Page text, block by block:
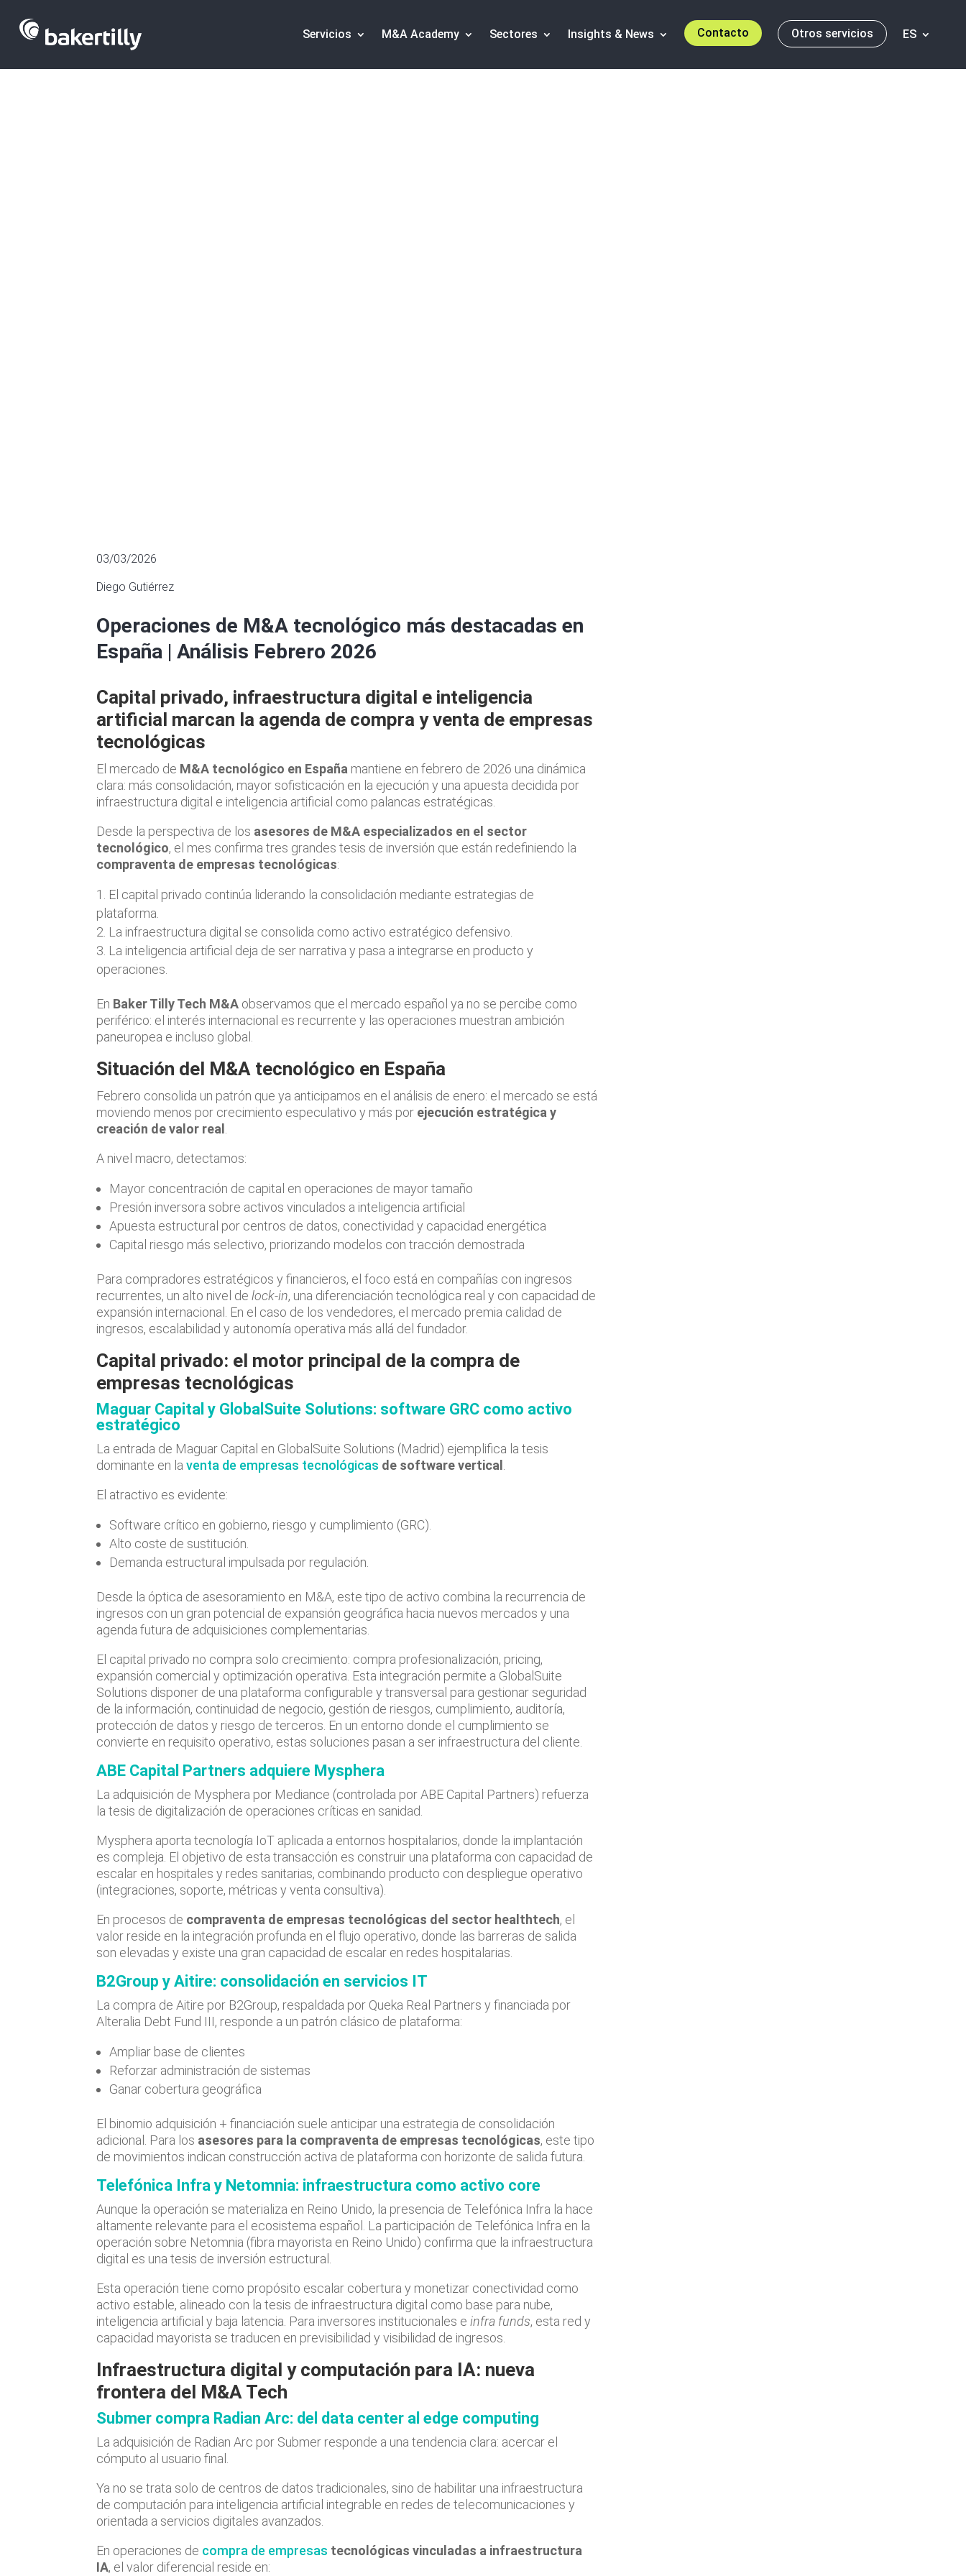
Servicios M&A Academy Sectores Insights & News Contacto Otros servicios ES
03/03/2026
Diego Gutiérrez
Operaciones de M&A tecnológico más destacadas en
España | Análisis Febrero 2026
Capital privado, infraestructura digital e inteligencia
artificial marcan la agenda de compra y venta de empresas
tecnológicas
El mercado de M&A tecnológico en España mantiene en febrero de 2026 una dinámica
clara: más consolidación, mayor sofisticación en la ejecución y una apuesta decidida por
infraestructura digital e inteligencia artificial como palancas estratégicas.
Desde la perspectiva de los asesores de M&A especializados en el sector
tecnológico, el mes confirma tres grandes tesis de inversión que están redefiniendo la
compraventa de empresas tecnológicas:
El capital privado continúa liderando la consolidación mediante estrategias de
plataforma.
La infraestructura digital se consolida como activo estratégico defensivo.
La inteligencia artificial deja de ser narrativa y pasa a integrarse en producto y
operaciones.
En Baker Tilly Tech M&A observamos que el mercado español ya no se percibe como
periférico: el interés internacional es recurrente y las operaciones muestran ambición
paneuropea e incluso global.
Situación del M&A tecnológico en España
Febrero consolida un patrón que ya anticipamos en el análisis de enero: el mercado se está
moviendo menos por crecimiento especulativo y más por ejecución estratégica y
creación de valor real
A nivel macro, detectamos:
Mayor concentración de capital en operaciones de mayor tamaño
Presión inversora sobre activos vinculados a inteligencia artificial
Apuesta estructural por centros de datos, conectividad y capacidad energética
Capital riesgo más selectivo, priorizando modelos con tracción demostrada
Para compradores estratégicos y financieros, el foco está en compañías con ingresos
recurrentes, un alto nivel delock-in, una diferenciación tecnológica real y con capacidad de
expansión internacional. En el caso de los vendedores, el mercado premia calidad de
ingresos, escalabilidad y autonomía operativa más allá del fundador.
Capital privado: el motor principal de la compra de
empresas tecnológicas
Maguar Capital y GlobalSuite Solutions: software GRC como activo
estratégico
La entrada de Maguar Capital en GlobalSuite Solutions (Madrid) ejemplifica la tesis
dominante en laventa de empresas tecnológicas de software vertical
El atractivo es evidente:
Software crítico en gobierno, riesgo y cumplimiento (GRC).
Alto coste de sustitución.
Demanda estructural impulsada por regulación.
Desde la óptica de asesoramiento en M&A, este tipo de activo combina la recurrencia de
ingresos con un gran potencial de expansión geográfica hacia nuevos mercados y una
agenda futura de adquisiciones complementarias.
El capital privado no compra solo crecimiento: compra profesionalización, pricing,
expansión comercial y optimización operativa. Esta integración permite a GlobalSuite
Solutions disponer de una plataforma configurable y transversal para gestionar seguridad
de la información, continuidad de negocio, gestión de riesgos, cumplimiento, auditoría,
protección de datos y riesgo de terceros. En un entorno donde el cumplimiento se
convierte en requisito operativo, estas soluciones pasan a ser infraestructura del cliente.
ABE Capital Partners adquiere Mysphera
La adquisición de Mysphera por Mediance (controlada por ABE Capital Partners) refuerza
la tesis de digitalización de operaciones críticas en sanidad.
Mysphera aporta tecnología IoT aplicada a entornos hospitalarios, donde la implantación
es compleja. El objetivo de esta transacción es construir una plataforma con capacidad de
escalar en hospitales y redes sanitarias, combinando producto con despliegue operativo
(integraciones, soporte, métricas y venta consultiva).
En procesos de compraventa de empresas tecnológicas del sector healthtech, el
valor reside en la integración profunda en el flujo operativo, donde las barreras de salida
son elevadas y existe una gran capacidad de escalar en redes hospitalarias.
B2Group y Aitire: consolidación en servicios IT
La compra de Aitire por B2Group, respaldada por Queka Real Partners y financiada por
Alteralia Debt Fund III, responde a un patrón clásico de plataforma:
Ampliar base de clientes
Reforzar administración de sistemas
Ganar cobertura geográfica
El binomio adquisición + financiación suele anticipar una estrategia de consolidación
adicional. Para los asesores para la compraventa de empresas tecnológicas, este tipo
de movimientos indican construcción activa de plataforma con horizonte de salida futura.
Telefónica Infra y Netomnia: infraestructura como activo core
Aunque la operación se materializa en Reino Unido, la presencia de Telefónica Infra la hace
altamente relevante para el ecosistema español. La participación de Telefónica Infra en la
operación sobre Netomnia (fibra mayorista en Reino Unido) confirma que la infraestructura
digital es una tesis de inversión estructural.
Esta operación tiene como propósito escalar cobertura y monetizar conectividad como
activo estable, alineado con la tesis de infraestructura digital como base para nube,
inteligencia artificial y baja latencia. Para inversores institucionales einfra funds, esta red y
capacidad mayorista se traducen en previsibilidad y visibilidad de ingresos.
Infraestructura digital y computación para IA: nueva
frontera del M&A Tech
Submer compra Radian Arc: del data center al edge computing
La adquisición de Radian Arc por Submer responde a una tendencia clara: acercar el
cómputo al usuario final.
Ya no se trata solo de centros de datos tradicionales, sino de habilitar una infraestructura
de computación para inteligencia artificial integrable en redes de telecomunicaciones y
orientada a servicios digitales avanzados.
En operaciones de compra de empresas tecnológicas vinculadas a infraestructura
IA, el valor diferencial reside en: